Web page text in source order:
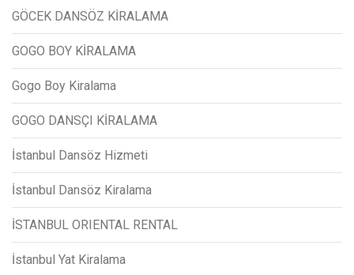
GÖCEK DANSÖZ KİRALAMA
GOGO BOY KİRALAMA
Gogo Boy Kiralama
GOGO DANSÇI KİRALAMA
İstanbul Dansöz Hizmeti
İstanbul Dansöz Kiralama
İSTANBUL ORIENTAL RENTAL
İstanbul Yat Kiralama